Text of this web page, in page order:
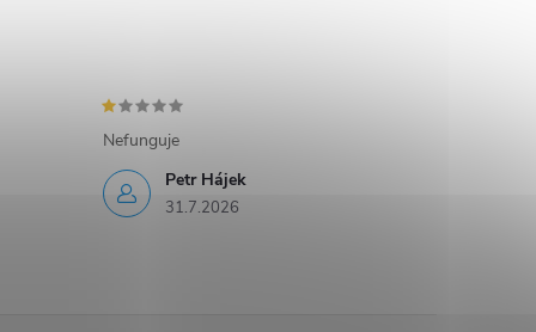
Petr Hájek
31.7.2026
Nefunguje